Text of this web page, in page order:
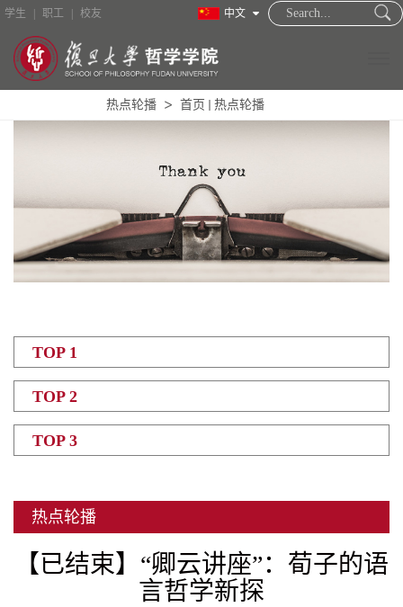
中文
学生 职工 校友
热点轮播 首页 热点轮播
TOP 1
TOP 2
TOP 3
热点轮播
【已结束】“卿云讲座”：荀子的语
言哲学新探